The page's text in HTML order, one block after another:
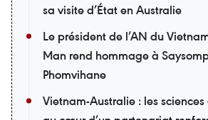
sa visite d’État en Australie
Le président de l’AN du
Man rend hommage à
Phomvihane
Vietnam-Australie : les